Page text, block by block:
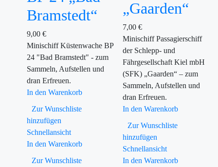
Bramstedt“
9,00 €
Minischiff Küstenwache BP
24 "Bad Bramstedt" - zum
Sammeln, Aufstellen und
dran Erfreuen.
In den Warenkorb
Zur Wunschliste
hinzufügen
Schnellansicht
In den Warenkorb
Zur Wunschliste
„Gaarden“
7,00 €
Minischiff Passagierschiff
der Schlepp- und
Fährgesellschaft Kiel mbH
(SFK) „Gaarden“ – zum
Sammeln, Aufstellen und
dran Erfreuen.
In den Warenkorb
Zur Wunschliste
hinzufügen
Schnellansicht
In den Warenkorb